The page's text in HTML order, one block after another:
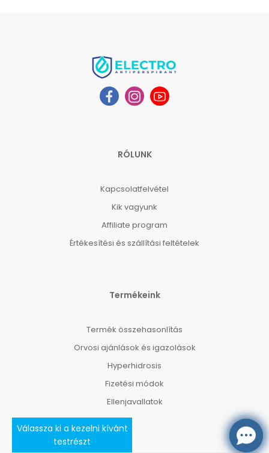
Válassza ki a kezelni kívánt
testrészt
RÓLUNK
Kapcsolatfelvétel
Kik vagyunk
Affiliate program
Értékesítési és szállítási feltételek
Termékeink
Termék összehasonlítás
Orvosi ajánlások és igazolások
Hyperhidrosis
Fizetési módok
Ellenjavallatok